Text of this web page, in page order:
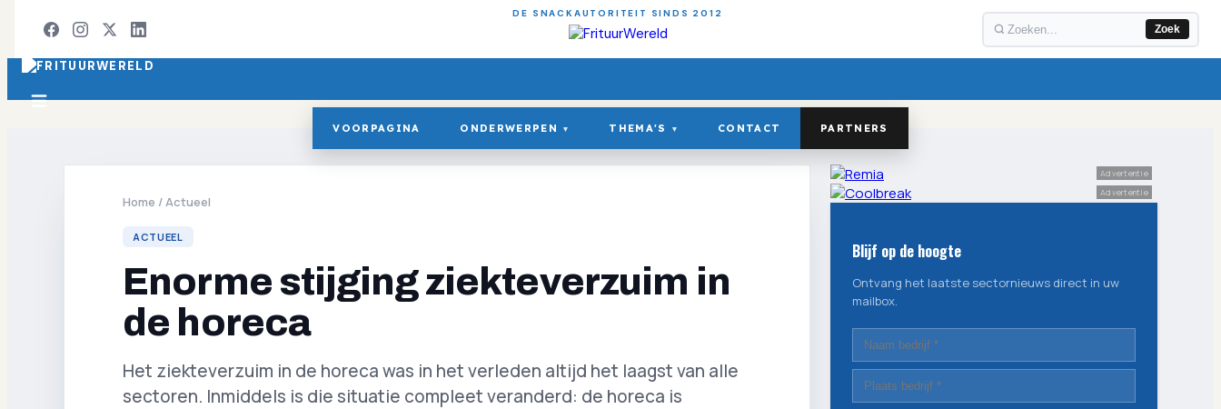
DE SNACKAUTORITEIT SINDS 2012
Zoek
VOORPAGINA ONDERWERPEN ▾ THEMA'S ▾ CONTACT PARTNERS
Home /Actueel
ACTUEEL
Enorme stijging ziekteverzuim in
de horeca
Het ziekteverzuim in de horeca was in het verleden altijd het laagst van alle
sectoren. Inmiddels is die situatie compleet veranderd: de horeca is
Advertentie
Advertentie
Blijf op de hoogte
Ontvang het laatste sectornieuws direct in uw
mailbox.